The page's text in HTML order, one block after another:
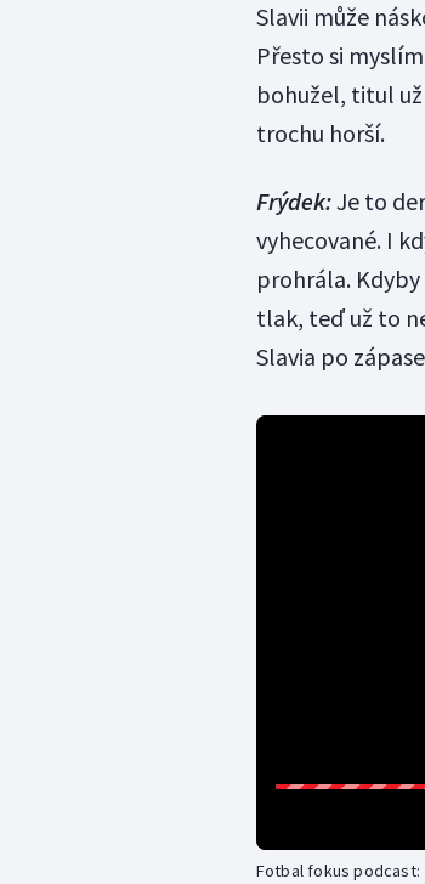
Slavii může
Přesto si
bohužel, titul
trochu horší.
Frýdek:Je to
vyhecované. I
prohrála.
tlak, teď už to
Slavia po
Fotbal fokus podcast: